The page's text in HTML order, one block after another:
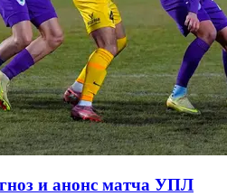
и анонс матча УПЛ